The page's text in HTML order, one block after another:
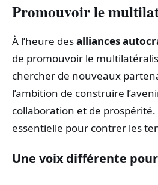
Promouvoir le
À l’heure desalliances
de promouvoir le
chercher de nouveaux
l’ambition de construire
collaboration et de
essentielle pour contrer les
Une voix différente